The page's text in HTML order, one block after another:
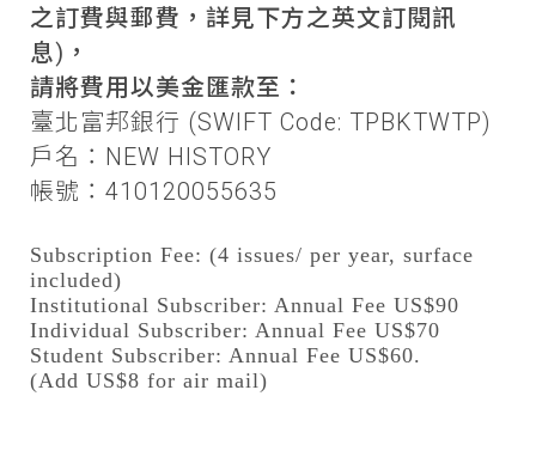
之訂費與郵費，詳見下方之英文訂閱訊
息)，
請將費用以美金匯款至：
臺北富邦銀行 (SWIFT Code: TPBKTWTP)
戶名：NEW HISTORY
帳號：410120055635
Subscription Fee: (4 issues/ per year, surface
included)
Institutional Subscriber: Annual Fee US$90
Individual Subscriber: Annual Fee US$70
Student Subscriber: Annual Fee US$60.
(Add US$8 for air mail)